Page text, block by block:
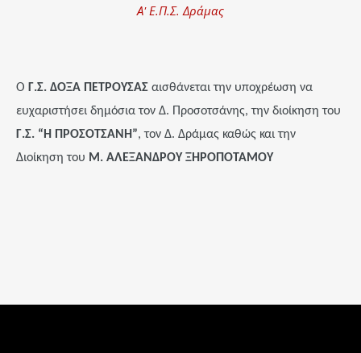
Α' Ε.Π.Σ. Δράμας
Ο Γ.Σ. ΔΟΞΑ ΠΕΤΡΟΥΣΑΣ αισθάνεται την υποχρέωση να
ευχαριστήσει δημόσια τον Δ. Προσοτσάνης, την διοίκηση του
Γ.Σ. “Η ΠΡΟΣΟΤΣΑΝΗ”, τον Δ. Δράμας καθώς και την
Διοίκηση του Μ. ΑΛΕΞΑΝΔΡΟΥ ΞΗΡΟΠΟΤΑΜΟΥ